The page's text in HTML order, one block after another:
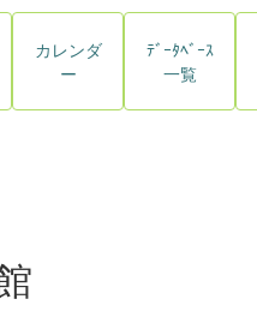
カレンダ
ー
ﾃﾞｰﾀﾍﾞｰｽ
一覧